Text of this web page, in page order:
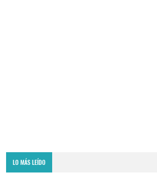
LO MÁS LEÍDO